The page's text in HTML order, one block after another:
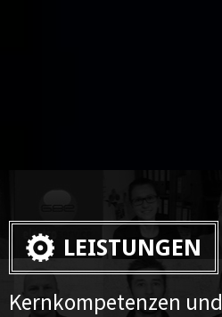
LEISTUNGEN
Kernkompetenzen